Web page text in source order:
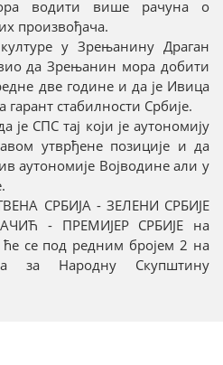
водити више рачуна о
произвођача.
у Зрењанину Драган
да Зрењанин мора добити
две године и да је Ивица
стабилности Србије.
је СПС тај који је аутономију
утврђене позиције и да
аутономије Војводине али у
СРБИЈА - ЗЕЛЕНИ СРБИЈЕ
- ПРЕМИЈЕР СРБИЈЕ на
се под редним бројем 2 на
за Народну Скупштину